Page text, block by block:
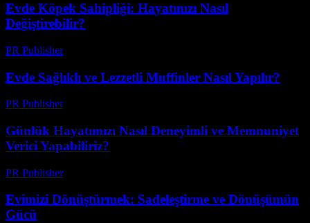
Evde Köpek Sahipliği: Hayatınızı Nasıl
Değiştirebilir?
PR Publisher-
Evde Sağlıklı ve Lezzetli Muffinler Nasıl Yapılır?
PR Publisher-
Günlük Hayatımızı Nasıl Deneyimli ve Memnuniyet
Verici Yapabiliriz?
PR Publisher-
Evimizi Dönüştürmek: Sadeleştirme ve Dönüşümün
Gücü